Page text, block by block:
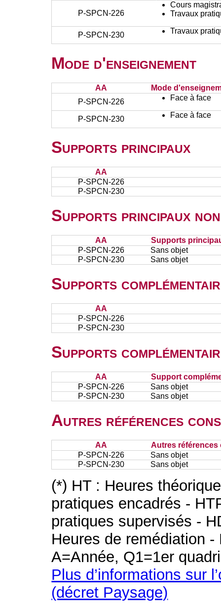
P-SPCN-226
Cours
Travaux
P-SPCN-230 Travaux
Mode d'enseignement
AA
Mode
P-SPCN-226
Face à face
P-SPCN-230 Face à face
Supports principaux
AA
P-SPCN-226
P-SPCN-230
Supports principaux
AA
Supports
P-SPCN-226
Sans objet
P-SPCN-230
Sans objet
Supports
AA
P-SPCN-226
P-SPCN-230
Supports
AA
Support
P-SPCN-226
Sans objet
P-SPCN-230
Sans objet
Autres références
AA
Autres références
P-SPCN-226
Sans objet
P-SPCN-230
Sans objet
(*) HT : Heures
pratiques encadrés -
pratiques supervisés -
Heures de remédiation
A=Année, Q1=1er
Plus d’informations sur
(décret Paysage)